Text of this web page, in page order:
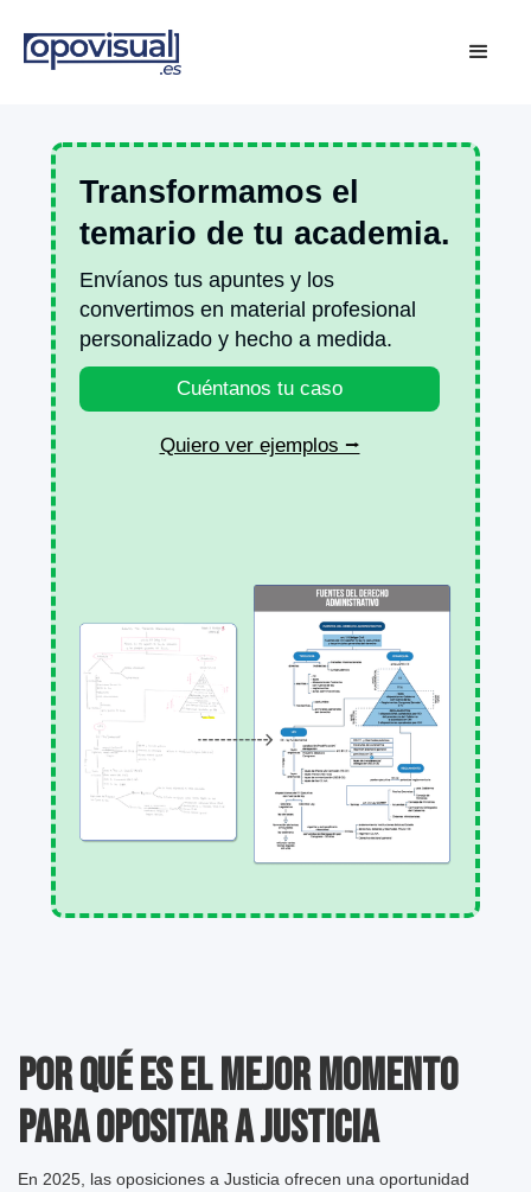
Transformamos el
temario de tu academia.
Envíanos tus apuntes y los
convertimos en material profesional
personalizado y hecho a medida.
Cuéntanos tu caso
Quiero ver ejemplos ⭢
Por qué es el mejor momento
para opositar a Justicia
En 2025, las oposiciones a Justicia ofrecen una oportunidad